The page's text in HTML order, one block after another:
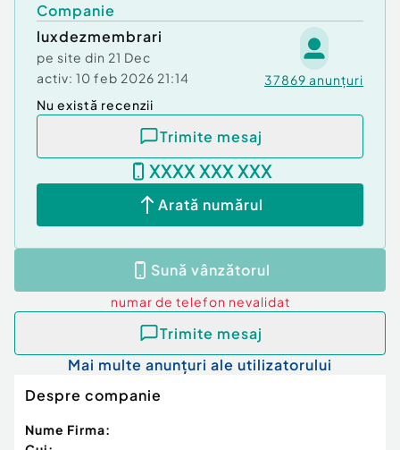
Companie
luxdezmembrari
pe site din 21 Dec
activ: 10 feb 2026 21:14 37869 anunțuri
Nu există recenzii
Trimite mesaj
XXXX XXX XXX
Arată numărul
Sună vânzătorul
numar de telefon nevalidat
Trimite mesaj
Mai multe anunțuri ale utilizatorului
Despre companie
Nume Firma: